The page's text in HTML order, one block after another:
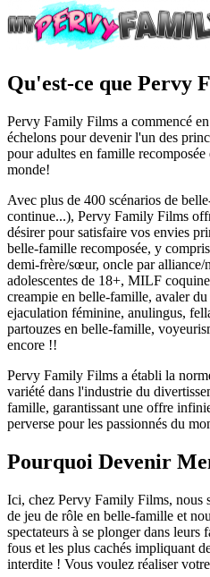
Qu'est-ce que Pervy
Pervy Family Films a commencé
échelons pour devenir l'un des
pour adultes en famille
monde!
Avec plus de 400 scénarios de
continue...), Pervy Family Films
désirer pour satisfaire vos envies
belle-famille recomposée, y
demi-frère/sœur, oncle par alliance/
adolescentes de 18+, MILF
creampie en belle-famille, avaler
ejaculation féminine, anulingus,
partouzes en belle-famille,
encore !!
Pervy Family Films a établi la
variété dans l'industrie du
famille, garantissant une offre
perverse pour les passionnés du
Pourquoi Devenir
Ici, chez Pervy Family Films, nous
de jeu de rôle en belle-famille et
spectateurs à se plonger dans leurs
fous et les plus cachés impliquant
interdite ! Vous voulez réaliser